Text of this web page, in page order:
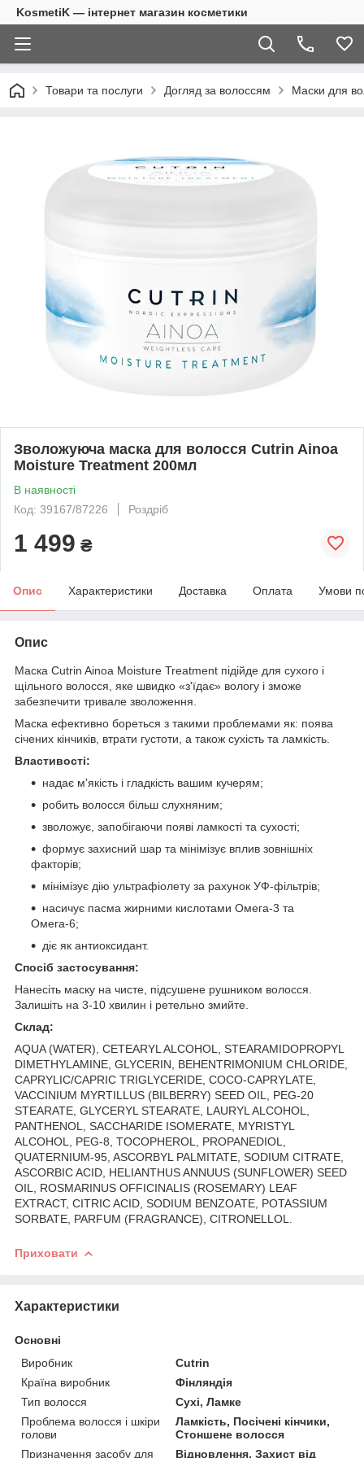
KosmetiK — інтернет магазин косметики
Товари та послуги Догляд за волоссям Маски для
Зволожуюча маска для волосся Cutrin Ainoa
Moisture Treatment 200мл
В наявності
Код: 39167/87226
Роздріб
1 499 ₴
Опис Характеристики Доставка Оплата Умови
Опис
Маска Cutrin Ainoa Moisture Treatment підійде для сухого і
щільного волосся, яке швидко «з'їдає» вологу і зможе
забезпечити тривале зволоження.
Маска ефективно бореться з такими проблемами як: поява
січених кінчиків, втрати густоти, а також сухість та ламкість.
Властивості:
надає м'якість і гладкість вашим кучерям;
робить волосся більш слухняним;
зволожує, запобігаючи появі ламкості та сухості;
формує захисний шар та мінімізує вплив зовнішніх
факторів;
мінімізує дію ультрафіолету за рахунок УФ-фільтрів;
насичує пасма жирними кислотами Омега-3 та
Омега-6;
діє як антиоксидант.
Спосіб застосування:
Нанесіть маску на чисте, підсушене рушником волосся.
Залишіть на 3-10 хвилин і ретельно змийте.
Склад:
AQUA (WATER), CETEARYL ALCOHOL, STEARAMIDOPROPYL
DIMETHYLAMINE, GLYCERIN, BEHENTRIMONIUM CHLORIDE,
CAPRYLIC/CAPRIC TRIGLYCERIDE, COCO-CAPRYLATE,
VACCINIUM MYRTILLUS (BILBERRY) SEED OIL, PEG-20
STEARATE, GLYCERYL STEARATE, LAURYL ALCOHOL,
PANTHENOL, SACCHARIDE ISOMERATE, MYRISTYL
ALCOHOL, PEG-8, TOCOPHEROL, PROPANEDIOL,
QUATERNIUM-95, ASCORBYL PALMITATE, SODIUM CITRATE,
ASCORBIC ACID, HELIANTHUS ANNUUS (SUNFLOWER) SEED
OIL, ROSMARINUS OFFICINALIS (ROSEMARY) LEAF
EXTRACT, CITRIC ACID, SODIUM BENZOATE, POTASSIUM
SORBATE, PARFUM (FRAGRANCE), CITRONELLOL.
Приховати
Характеристики
Основні
Виробник
Cutrin
Країна виробник
Фінляндія
Тип волосся
Сухі, Ламке
Проблема волосся і шкіри
голови
Ламкість, Посічені кінчики,
Стоншене волосся
Призначення засобу для
Відновлення, Захист від